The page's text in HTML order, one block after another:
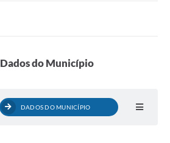
Dados do Município
DADOS DO MUNICÍPIO